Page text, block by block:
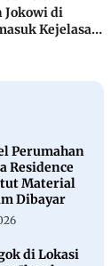
Jokowi di
Kejelasan
Tahap II
Perumahan
Residence
Material
Dibayar
di Lokasi